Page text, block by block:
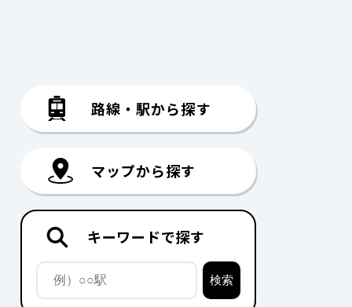
路線・駅から探す
マップから探す
キーワードで探す